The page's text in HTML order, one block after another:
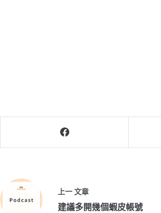
上一 文章
建議多開幾個蝦皮帳號